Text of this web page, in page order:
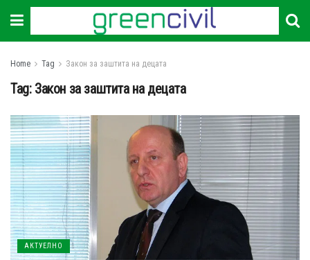
Home Tag Закон за заштита на децата
Tag: Закон за заштита на децата
АКТУЕЛНО